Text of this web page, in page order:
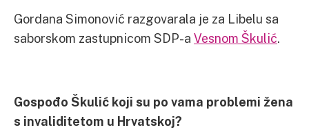
Gordana Simonović razgovarala je za Libelu sa
saborskom zastupnicom SDP-a Vesnom Škulić.
Gospođo Škulić koji su po vama problemi žena
s invaliditetom u Hrvatskoj?